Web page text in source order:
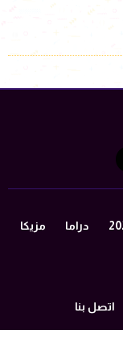
دراما مزيكا
اتصل بنا